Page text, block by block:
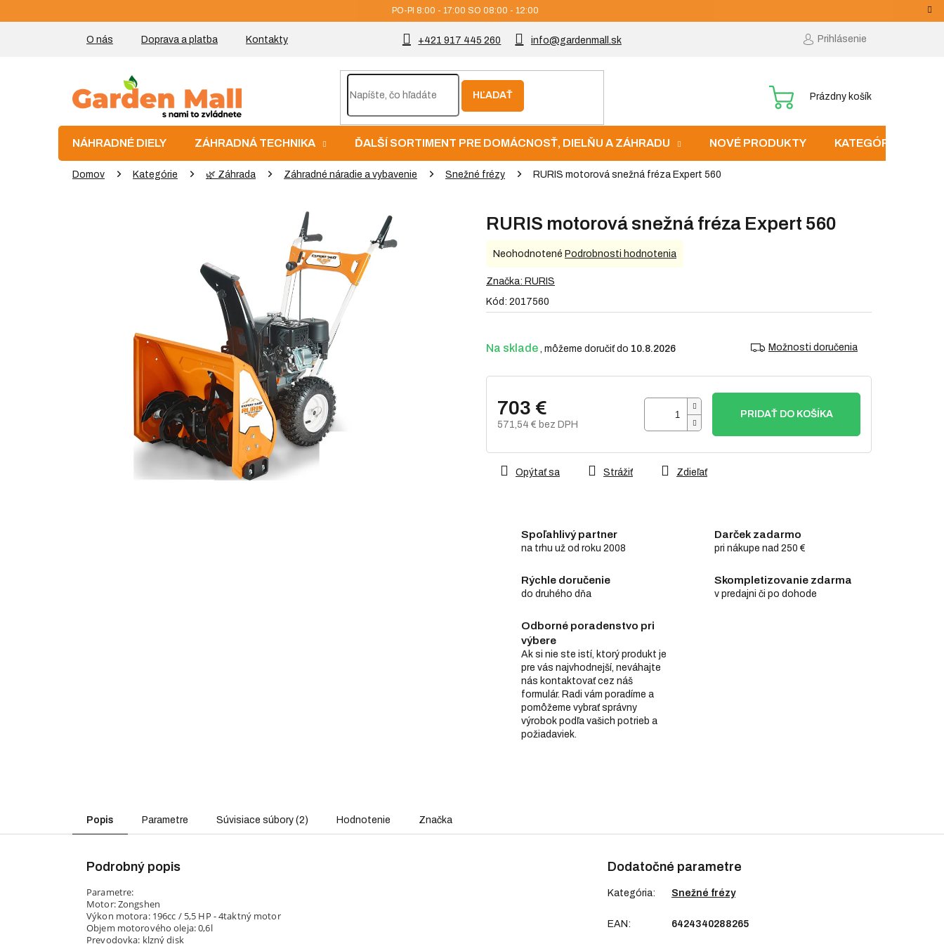
na
PO-PI 8:00 - 17:00 SO 08:00 - 12:00
+421 917 445 260 info@gardenmall.sk
O nás Doprava a platba Kontakty Prihlásenie
HĽADAŤ
NÁKUPNÝ
Prázdny košík
NÁHRADNÉ DIELY ZÁHRADNÁ TECHNIKA ĎALŠÍ SORTIMENT PRE DOMÁCNOSŤ, DIELŇU A ZÁHRADU NOVÉ PRODUKTY KATEGÓRIE
Domov Kategórie 🌿 Záhrada Záhradné náradie a vybavenie Snežné frézy RURIS motorová snežná fréza Expert 560
RURIS motorová snežná fréza Expert 560
Kód: 2017560
Na sklade 10.8.2026 Možnosti doručenia
703 €
571,54 € bez DPH
PRIDAŤ DO KOŠÍKA
Opýtať sa Strážiť Zdieľať
Spoľahlivý partner
na trhu už od roku 2008
Darček zadarmo
pri nákupe nad 250 €
Rýchle doručenie
do druhého dňa
Skompletizovanie zdarma
v predajni či po dohode
Odborné poradenstvo pri
výbere
Ak si nie ste istí, ktorý produkt je
pre vás najvhodnejší, neváhajte
nás kontaktovať cez náš
formulár. Radi vám poradíme a
pomôžeme vybrať správny
výrobok podľa vašich potrieb a
požiadaviek.
Priemerné
produktu
0,0
hviezdičiek.
Neohodnotené Podrobnosti hodnotenia
Značka: RURIS
Popis Parametre Súvisiace súbory (2) Hodnotenie Značka
Podrobný popis
Parametre:
Motor: Zongshen
Výkon motora: 196cc / 5,5 HP - 4taktný motor
Objem motorového oleja: 0,6l
Prevodovka: klzný disk
Dodatočné parametre
Kategória: Snežné frézy
EAN : 6424340288265